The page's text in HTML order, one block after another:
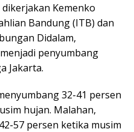
Kemenko
Bandung (ITB) dan
Didalam,
penyumbang
Jakarta.
32-41 persen
hujan. Malahan,
57 persen ketika musim